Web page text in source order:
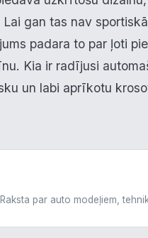
gan tas nav
padara to par ļoti
Kia ir radījusi
un labi aprīkotu
par auto modeļiem,